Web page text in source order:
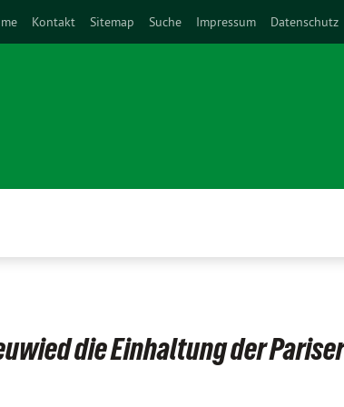
Kontakt Sitemap Suche Impressum Datenschutz
die Einhaltung der